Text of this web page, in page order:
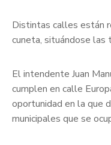
Distintas calles están
cuneta, situándose
El intendente Juan
cumplen en calle
oportunidad en la que
municipales que se